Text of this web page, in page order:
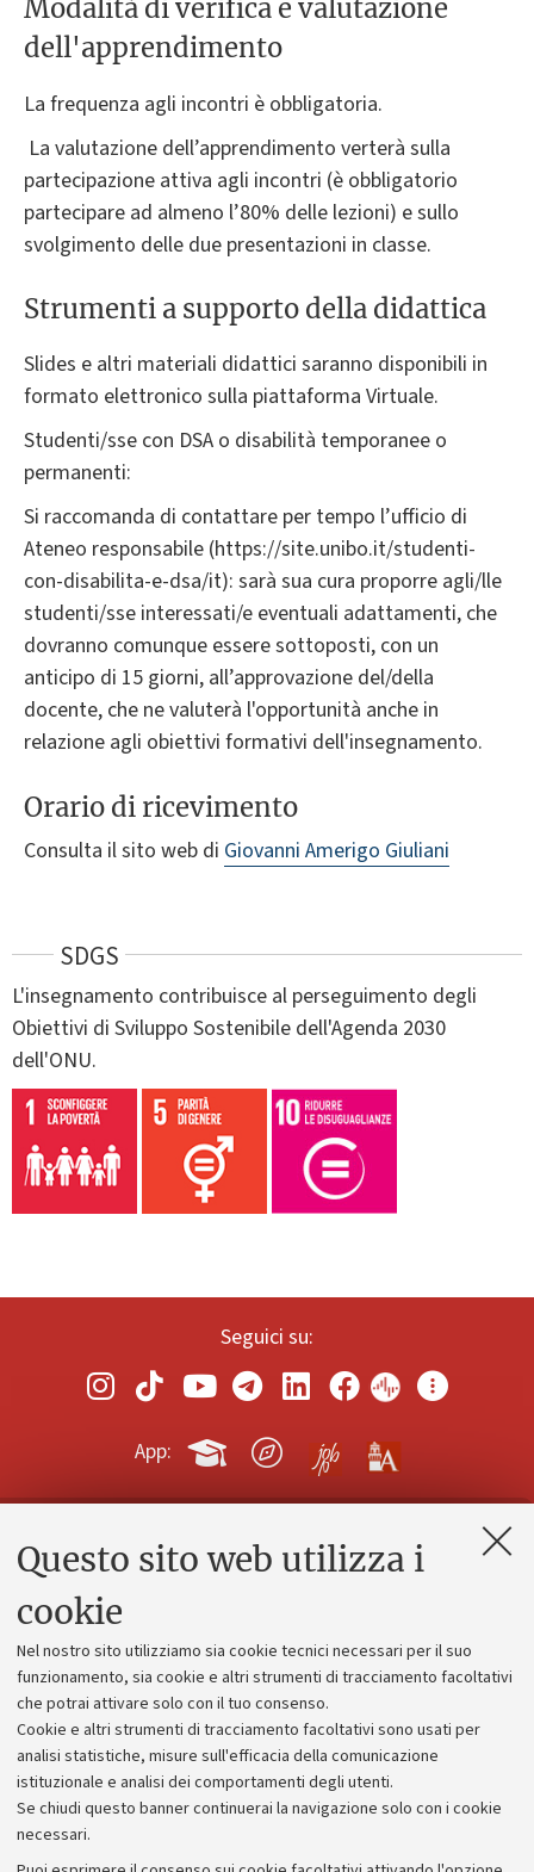
Questo sito web utilizza i
cookie
Nel nostro sito utilizziamo sia cookie tecnici necessari per il suo
funzionamento, sia cookie e altri strumenti di tracciamento facoltativi
che potrai attivare solo con il tuo consenso.
Cookie e altri strumenti di tracciamento facoltativi sono usati per
analisi statistiche, misure sull'efficacia della comunicazione
istituzionale e analisi dei comportamenti degli utenti.
Se chiudi questo banner continuerai la navigazione solo con i cookie
necessari.
Modalità di verifica e valutazione
dell'apprendimento
La frequenza agli incontri è obbligatoria.
La valutazione dell’apprendimento verterà sulla
partecipazione attiva agli incontri (è obbligatorio
partecipare ad almeno l’80% delle lezioni) e sullo
svolgimento delle due presentazioni in classe.
Strumenti a supporto della didattica
Slides e altri materiali didattici saranno disponibili in
formato elettronico sulla piattaforma Virtuale.
Studenti/sse con DSA o disabilità temporanee o
permanenti:
Si raccomanda di contattare per tempo l’ufficio di
Ateneo responsabile (https://site.unibo.it/studenti-
con-disabilita-e-dsa/it): sarà sua cura proporre agli/lle
studenti/sse interessati/e eventuali adattamenti, che
dovranno comunque essere sottoposti, con un
anticipo di 15 giorni, all’approvazione del/della
docente, che ne valuterà l'opportunità anche in
relazione agli obiettivi formativi dell'insegnamento.
Orario di ricevimento
Consulta il sito web di Giovanni Amerigo Giuliani
SDGS
L'insegnamento contribuisce al perseguimento degli
Obiettivi di Sviluppo Sostenibile dell'Agenda 2030
dell'ONU.
Seguici su:
App:
Contatti e PEC
Alumni community
Piano strategico
Bilanci
Donazioni e 5x1000
Bandi, gare e concorsi